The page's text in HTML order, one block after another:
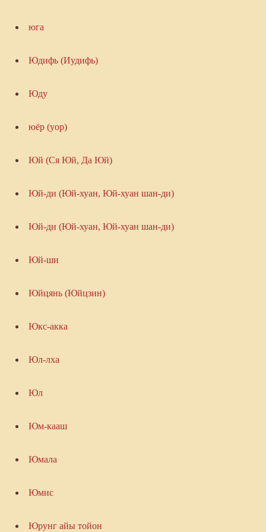
юга
Юдифь (Иудифь)
Юду
юёр (уор)
Юй (Ся Юй, Да Юй)
Юй-ди (Юй-хуан, Юй-хуан шан-ди)
Юй-ди (Юй-хуан, Юй-хуан шан-ди)
Юй-ши
Юйцянь (Юйцзин)
Юкс-акка
Юл-лха
Юл
Юм-кааш
Юмала
Юмис
Юрунг айы тойон